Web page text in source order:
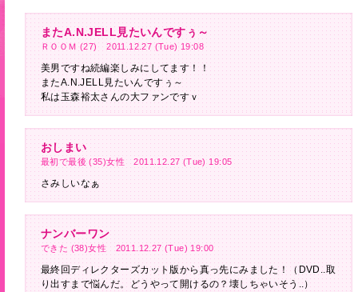
またA.N.JELL見たいんですぅ～
ＲＯＯＭ (27) 2011.12.27 (Tue) 19:08
美男ですね続編楽しみにしてます！！
またA.N.JELL見たいんですぅ～
私は玉森裕太さんの大ファンですｖ
おしまい
最初で最後 (35)女性 2011.12.27 (Tue) 19:05
さみしいなぁ
ナンバーワン
できた (38)女性 2011.12.27 (Tue) 19:00
最終回ディレクターズカット版から真っ先にみました！（DVD..取
り出すまで悩んだ。どうやって開けるの？壊しちゃいそう..）